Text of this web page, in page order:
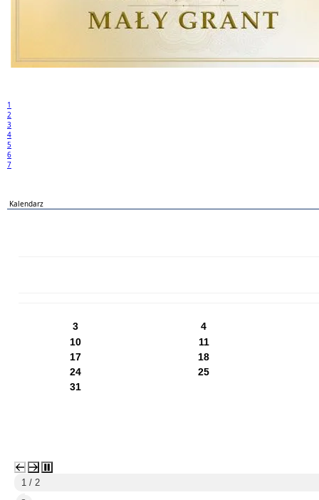
1
2
3
4
5
6
7
Kalendarz
3
4
10
11
17
18
24
25
31
1 / 2